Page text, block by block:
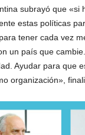
subrayó que
estas políticas
tener cada vez
un país que
Ayudar para que
organización»,